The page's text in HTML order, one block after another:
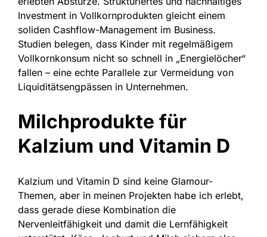
Investment in Vollkornprodukten gleicht einem
soliden Cashflow-Management im Business.
Studien belegen, dass Kinder mit regelmäßigem
Vollkornkonsum nicht so schnell in „Energielöcher“
fallen – eine echte Parallele zur Vermeidung von
Liquiditätsengpässen in Unternehmen.
Milchprodukte für
Kalzium und Vitamin D
Kalzium und Vitamin D sind keine Glamour-
Themen, aber in meinen Projekten habe ich erlebt,
dass gerade diese Kombination die
Nervenleitfähigkeit und damit die Lernfähigkeit